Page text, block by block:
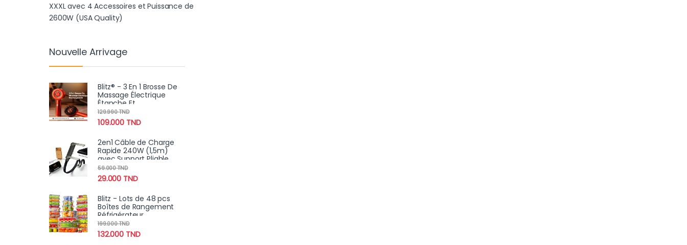
XXXL avec 4 Accessoires et Puissance de
2600W (USA Quality)
Nouvelle Arrivage
Blitz® - 3 En 1 Brosse De
Massage Électrique
Étanche Et
Rechargeable Pour
Relaxation Et Croissance
Des Cheveux
109.000 TND
129.990TND
2en1 Câble de Charge
Rapide 240W (1,5m)
avec Support Pliable
Intégré – Cordon
Robuste pour
Smartphones et
29.000 TND
59.000TND
Blitz - Lots de 48 pcs
Boîtes de Rangement
Réfrigérateur
Alimentaire Transparent
Cuisine & Placards (24
Boîtes + 24 Couvercles)
132.000 TND
199.000TND